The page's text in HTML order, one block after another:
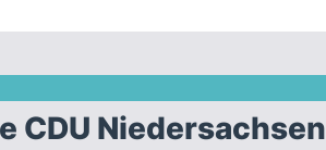
CDU Niedersachsen